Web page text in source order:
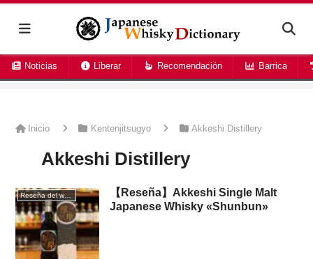
Noticias Liberar Recomendación Barrica
Inicio Kentenjitsugyo Akkeshi Distillery
Akkeshi Distillery
Reseña del whisky
【Reseña】Akkeshi Single Malt
Japanese Whisky «Shunbun»